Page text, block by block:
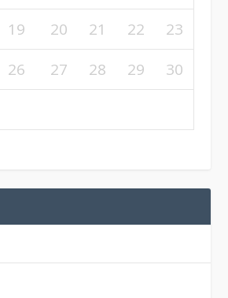
19 20 21 22
23
26 27 28 29
30